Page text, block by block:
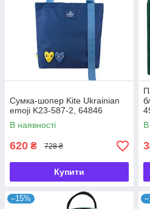
Сумка-шопер Kite Ukrainian
emoji K23-587-2, 64846
В наявності
620 ₴ 728 ₴
Купити
В
–15%